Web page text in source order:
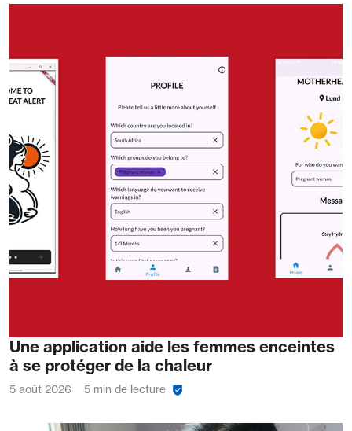
Une application aide les femmes enceintes
à se protéger de la chaleur
5 août 2026 5 min de lecture